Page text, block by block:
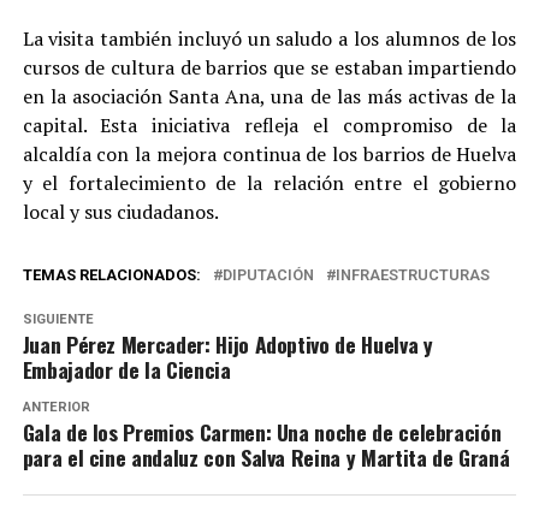
La visita también incluyó un saludo a los alumnos de los
cursos de cultura de barrios que se estaban impartiendo
en la asociación Santa Ana, una de las más activas de la
capital. Esta iniciativa refleja el compromiso de la
alcaldía con la mejora continua de los barrios de Huelva
y el fortalecimiento de la relación entre el gobierno
local y sus ciudadanos.
TEMAS RELACIONADOS: DIPUTACIÓN INFRAESTRUCTURAS
SIGUIENTE
Juan Pérez Mercader: Hijo Adoptivo de Huelva y
Embajador de la Ciencia
ANTERIOR
Gala de los Premios Carmen: Una noche de celebración
para el cine andaluz con Salva Reina y Martita de Graná